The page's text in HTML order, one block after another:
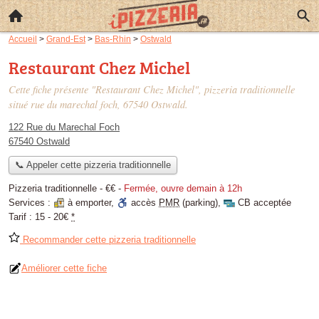
Accueil > Grand-Est > Bas-Rhin > Ostwald
Restaurant Chez Michel
Cette fiche présente "Restaurant Chez Michel", pizzeria traditionnelle
situé rue du marechal foch, 67540 Ostwald.
122 Rue du Marechal Foch
67540 Ostwald
📞 Appeler cette pizzeria traditionnelle
Pizzeria traditionnelle - €€ - Fermée, ouvre demain à 12h
Services :
à emporter, accès PMR (parking),
CB acceptée
Tarif : 15 - 20€ *
Recommander cette pizzeria traditionnelle
Améliorer cette fiche